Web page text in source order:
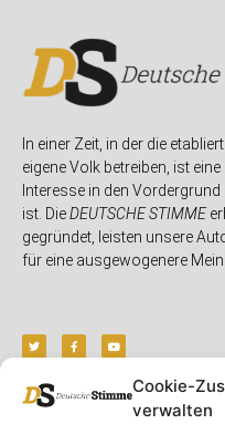
Cookie-
verwalten
In einer Zeit, in der die
eigene Volk betreiben, ist
Interesse in den
ist. DieDEUTSCHE STIMME
gegründet, leisten unsere
für eine ausgewogenere